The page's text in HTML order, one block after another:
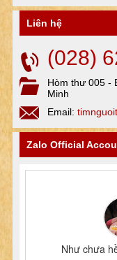
Liên hệ
(028)
Hòm thư 005 -
Minh
Email:
Zalo Official